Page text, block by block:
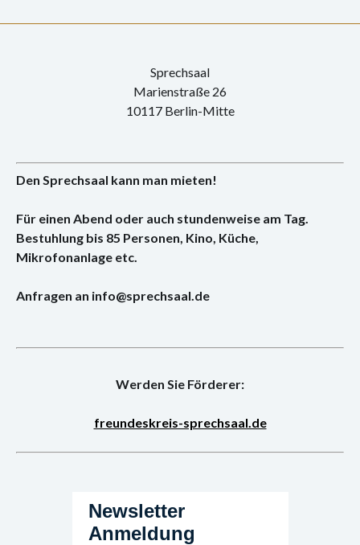
Sprechsaal
Marienstraße 26
10117 Berlin-Mitte
Den Sprechsaal kann man mieten!
Für einen Abend oder auch stundenweise am Tag.
Bestuhlung bis 85 Personen, Kino, Küche,
Mikrofonanlage etc.
Anfragen an info@sprechsaal.de
Werden Sie Förderer:
freundeskreis-sprechsaal.de
Newsletter
Anmeldung